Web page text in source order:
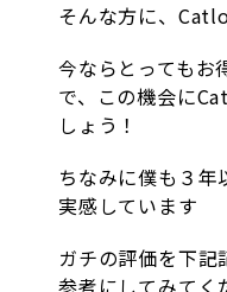
そんな方に、
今ならとってもお
で、この機会に
しょう！
ちなみに僕も３年
実感しています
ガチの評価を下記